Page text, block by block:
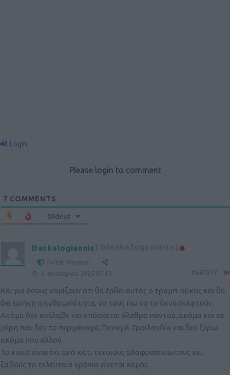
Login
Please login to comment
7 COMMENTS
Oldest
Daskalogiannis
Noble Member
8 Ιανουαρίου 2025 07:19
Και για όσους νομίζουν ότι θα έρθει αυτός ο τραμπ-ούκος και θα
δει ειρήνη η ανθρωπότητα, να τους πω να το ξανασκεφτούν.
Ακόμα δεν ανέλαβε και υπόσχεται όλεθρο παντού, ακόμα και σε
μέρη που δεν το περιμέναμε, Παναμά, Γροιλανδία και δεν ξέρω
ακόμα που αλλού.
Το κακό είναι ότι από κάτι τέτοιους αλαφροΐσκιωτους και
ζαβούς τα τελευταία χρόνια γίνεται χαμός.